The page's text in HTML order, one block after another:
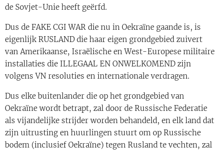
de Sovjet-Unie heeft geërfd.
Dus de FAKE CGI WAR die nu in Oekraïne gaande is, is
eigenlijk RUSLAND die haar eigen grondgebied zuivert
van Amerikaanse, Israëlische en West-Europese militaire
installaties die ILLEGAAL EN ONWELKOMEND zijn
volgens VN resoluties en internationale verdragen.
Dus elke buitenlander die op het grondgebied van
Oekraïne wordt betrapt, zal door de Russische Federatie
als vijandelijke strijder worden behandeld, en elk land dat
zijn uitrusting en huurlingen stuurt om op Russische
bodem (inclusief Oekraïne) tegen Rusland te vechten, zal